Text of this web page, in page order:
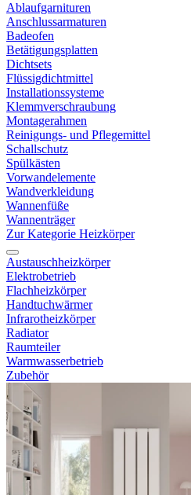
Ablaufgarnituren
Anschlussarmaturen
Badeofen
Betätigungsplatten
Dichtsets
Flüssigdichtmittel
Installationssysteme
Klemmverschraubung
Montagerahmen
Reinigungs- und Pflegemittel
Schallschutz
Spülkästen
Vorwandelemente
Wandverkleidung
Wannenfüße
Wannenträger
Zur Kategorie Heizkörper
Austauschheizkörper
Elektrobetrieb
Flachheizkörper
Handtuchwärmer
Infrarotheizkörper
Radiator
Raumteiler
Warmwasserbetrieb
Zubehör